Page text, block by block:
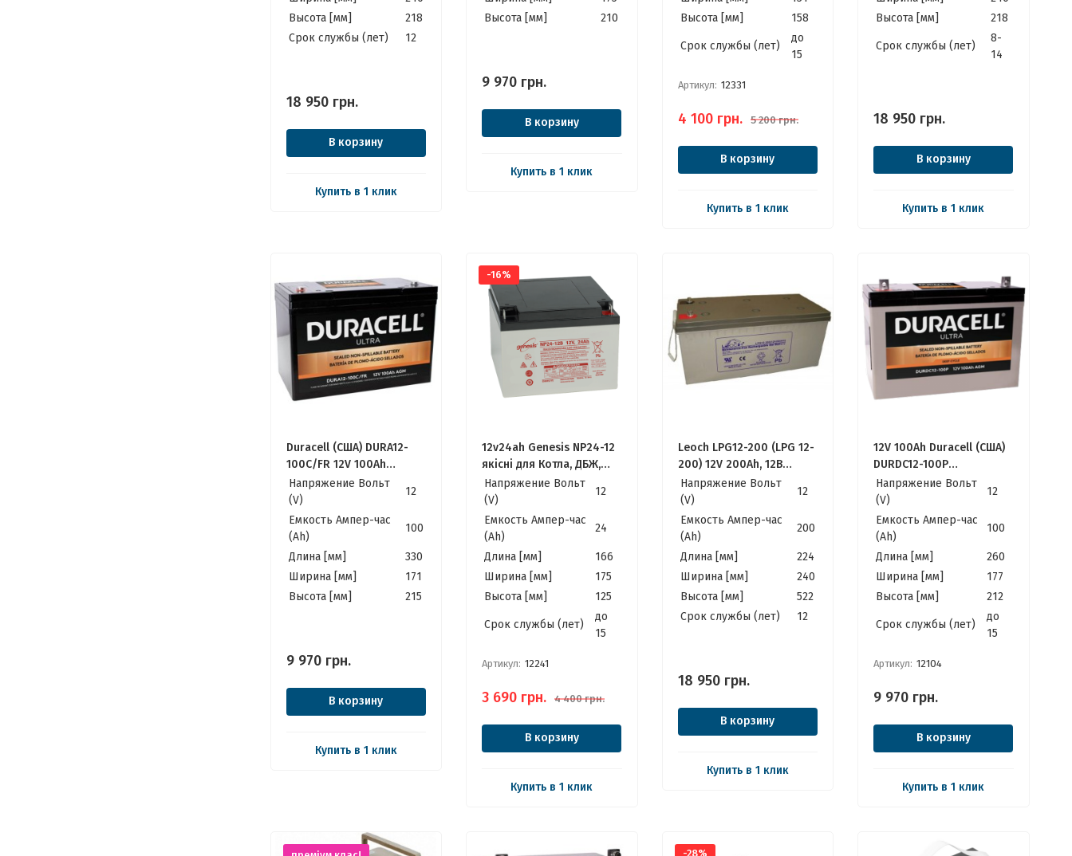
Высота [мм]
218
Cрок службы (лет)
12
18 950 грн.
В корзину
Купить в 1 клик
Высота [мм]
210
9 970 грн.
В корзину
Купить в 1 клик
Высота [мм]
158
Cрок службы (лет)
до
15
Артикул: 12331
4 100 грн. 5 200 грн.
В корзину
Купить в 1 клик
Высота [мм]
218
Cрок службы (лет)
8-
14
18 950 грн.
В корзину
Купить в 1 клик
Duracell (США) DURA12-
100C/FR 12V 100Ah
Качественные идеально
для Котла, Инвертора,
ИБП, Панелей Солнечных
Напряжение Вольт
(V)
12
Емкость Ампер-час
(Ah)
100
Длина [мм]
330
Ширина [мм]
171
Высота [мм]
215
9 970 грн.
В корзину
Купить в 1 клик
-16%
12v24ah Genesis NP24-12
якісні для Котла, ДБЖ,
ИБП, Інвертора
Напряжение Вольт
(V)
12
Емкость Ампер-час
(Ah)
24
Длина [мм]
166
Ширина [мм]
175
Высота [мм]
125
Cрок службы (лет)
до
15
Артикул: 12241
3 690 грн. 4 400 грн.
В корзину
Купить в 1 клик
Leoch LPG12-200 (LPG 12-
200) 12V 200Ah, 12В
200Ач АКБ
Напряжение Вольт
(V)
12
Емкость Ампер-час
(Ah)
200
Длина [мм]
224
Ширина [мм]
240
Высота [мм]
522
Cрок службы (лет)
12
18 950 грн.
В корзину
Купить в 1 клик
12V 100Ah Duracell (США)
DURDC12-100P
Качественные идеально
для Котла, Инвертора,
ИБП, Панелей Солнечных
Напряжение Вольт
(V)
12
Емкость Ампер-час
(Ah)
100
Длина [мм]
260
Ширина [мм]
177
Высота [мм]
212
Cрок службы (лет)
до
15
Артикул: 12104
9 970 грн.
В корзину
Купить в 1 клик
-28%